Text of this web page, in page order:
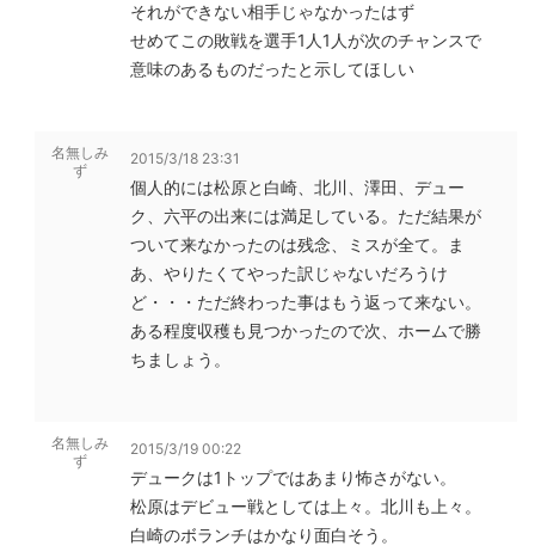
それができない相手じゃなかったはず
せめてこの敗戦を選手1人1人が次のチャンスで
意味のあるものだったと示してほしい
名無しみ
ず
2015/3/18 23:31
個人的には松原と白崎、北川、澤田、デュー
ク、六平の出来には満足している。ただ結果が
ついて来なかったのは残念、ミスが全て。ま
あ、やりたくてやった訳じゃないだろうけ
ど・・・ただ終わった事はもう返って来ない。
ある程度収穫も見つかったので次、ホームで勝
ちましょう。
名無しみ
ず
2015/3/19 00:22
デュークは1トップではあまり怖さがない。
松原はデビュー戦としては上々。北川も上々。
白崎のボランチはかなり面白そう。